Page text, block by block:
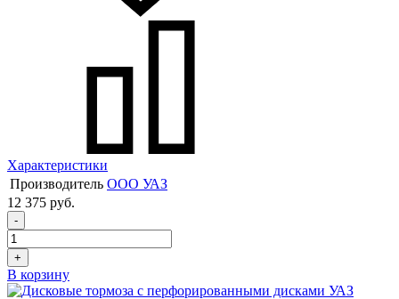
Характеристики
Производитель ООО УАЗ
12 375 руб.
-
+
В корзину